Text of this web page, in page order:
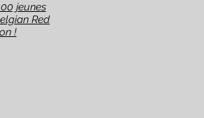
jeunes
Red
!